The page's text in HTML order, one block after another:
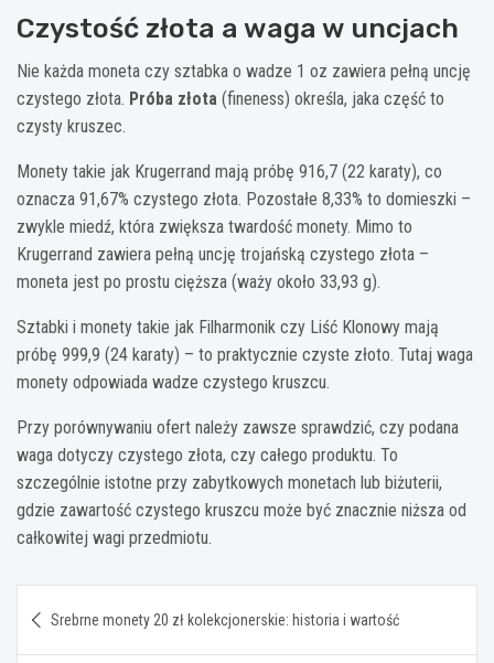
Czystość złota a waga w uncjach
Nie każda moneta czy sztabka o wadze 1 oz zawiera pełną uncję
czystego złota. Próba złota (fineness) określa, jaka część to
czysty kruszec.
Monety takie jak Krugerrand mają próbę 916,7 (22 karaty), co
oznacza 91,67% czystego złota. Pozostałe 8,33% to domieszki –
zwykle miedź, która zwiększa twardość monety. Mimo to
Krugerrand zawiera pełną uncję trojańską czystego złota –
moneta jest po prostu cięższa (waży około 33,93 g).
Sztabki i monety takie jak Filharmonik czy Liść Klonowy mają
próbę 999,9 (24 karaty) – to praktycznie czyste złoto. Tutaj waga
monety odpowiada wadze czystego kruszcu.
Przy porównywaniu ofert należy zawsze sprawdzić, czy podana
waga dotyczy czystego złota, czy całego produktu. To
szczególnie istotne przy zabytkowych monetach lub biżuterii,
gdzie zawartość czystego kruszcu może być znacznie niższa od
całkowitej wagi przedmiotu.
wpisu
Srebrne monety 20 zł kolekcjonerskie: historia i wartość